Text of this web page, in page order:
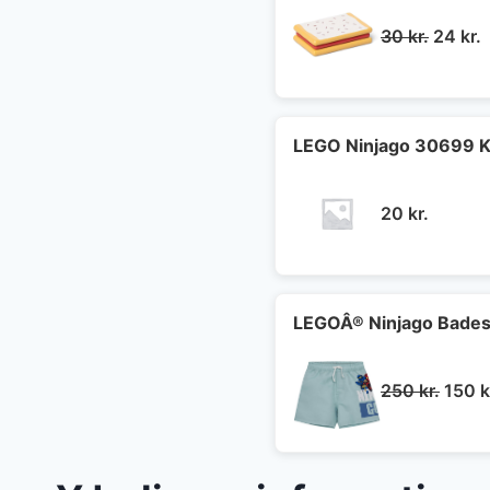
30kr. Den
30 kr..
24 kr.
LEGO Ninjago 30699
20 kr.
LEGOÂ® Ninjago
250kr. Den
150